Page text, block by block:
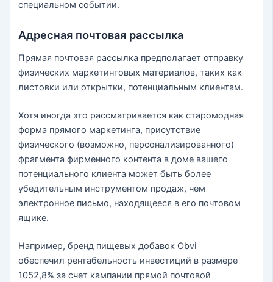
специальном событии.
Адресная почтовая рассылка
Прямая почтовая рассылка предполагает отправку
физических маркетинговых материалов, таких как
листовки или открытки, потенциальным клиентам.
Хотя иногда это рассматривается как старомодная
форма прямого маркетинга, присутствие
физического (возможно, персонализированного)
фрагмента фирменного контента в доме вашего
потенциального клиента может быть более
убедительным инструментом продаж, чем
электронное письмо, находящееся в его почтовом
ящике.
Например, бренд пищевых добавок Obvi
обеспечил рентабельность инвестиций в размере
1052,8% за счет кампании прямой почтовой